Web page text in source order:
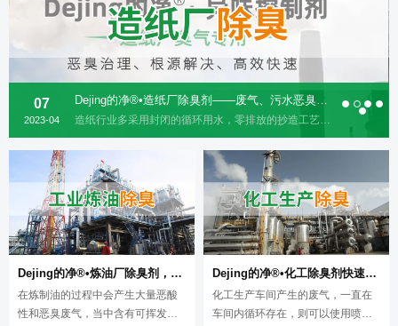
07
2023-04
Dejing的净®•造纸厂除臭剂——废气、污水恶臭异味全解决！
Dejing的净®•炼油厂除臭剂，废气除臭更高效！
在炼制油的过程中会产生大量恶酸
性和恶臭废气，当中含有可挥发性
Dejing的净®•化工除臭剂快速消除化工车间废气臭味！
化工生产车间产生的废气，一直在
车间内循环存在，则可以使用喷雾